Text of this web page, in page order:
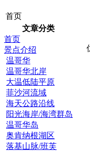
首页
文章分类
首页
景点介绍
温哥华
温哥华北岸
大温低陆平原
菲沙河流域
海天公路沿线
阳光海岸/海湾群岛
温哥华岛
奥肯纳根湖区
落基山脉/班芙